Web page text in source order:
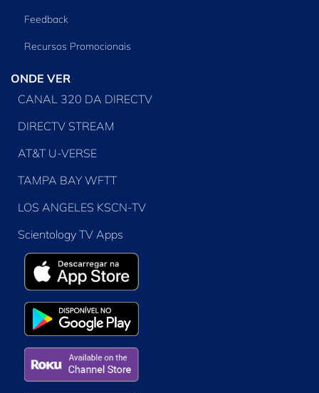
Feedback
Recursos Promocionais
ONDE VER
CANAL 320 DA DIRECTV
DIRECTV STREAM
AT&T U-VERSE
TAMPA BAY WFTT
LOS ANGELES KSCN-TV
Scientology TV Apps